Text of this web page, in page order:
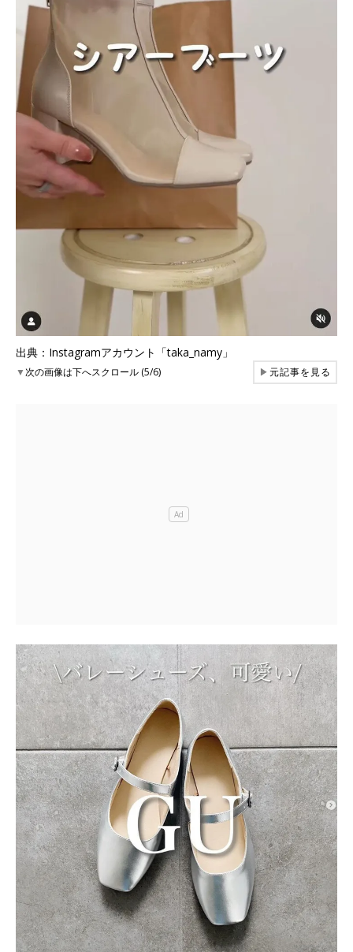
出典：Instagramアカウント「taka_namy」
▼次の画像は下へスクロール (5/6) ▶元記事を見る